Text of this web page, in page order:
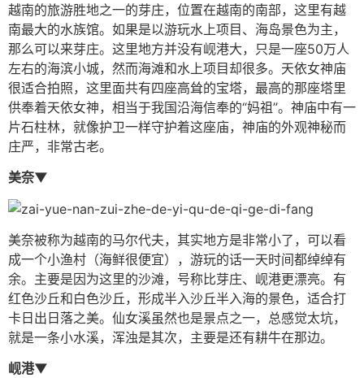
越南的旅游胜地之一的芽庄，位置在越南的南部，这里有越
南最大的水族馆。如果是以游玩水上项目、海岛景色为主，
那么可以来芽庄。这里地方并没有岘港大，只是一座50万人
左右的海滨小城，然而海滩和水上项目却很多。天依女神庙
很适合拍照，这里面共有四座高耸的宝塔，最高的那座塔里
供奉着天依女神，相当于我国沿海信奉的“妈祖”。神庙中有一
片石柱林，就像护卫一样守护着这座庙，神庙的外观神秘而
庄严，非常古老。
美奈▼
美奈被称为越南的马尔代夫，其实地方是非常小了，可以看
成一个小渔村（海鲜很便宜），游玩的话一天时间都绰绰有
余。主要是因为这里的沙滩，号称比芽庄、岘港更漂亮。有
红色沙丘和白色沙丘，形成半入沙丘半入海的景色，适合打
卡日出日落之美。仙女溪虽然也是景点之一，总感觉太坑，
就是一条小水溪，浑浊是其次，主要是还有耕牛在那边。
岘港▼